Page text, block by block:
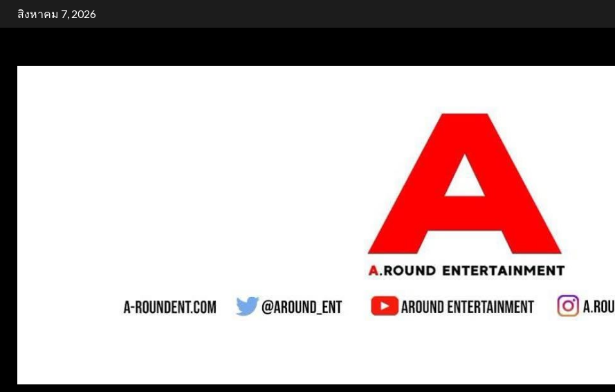
Skipสิงหาคม 7, 2026